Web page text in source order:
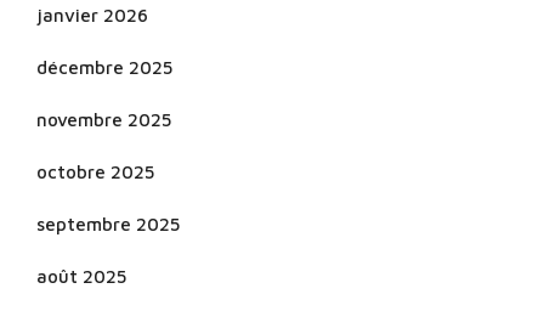
janvier 2026
décembre 2025
novembre 2025
octobre 2025
septembre 2025
août 2025